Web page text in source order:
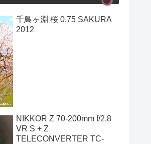
千鳥ヶ淵 桜 0.75 SAKURA
2012
NIKKOR Z 70-200mm f/2.8
VR S + Z
TELECONVERTER TC-